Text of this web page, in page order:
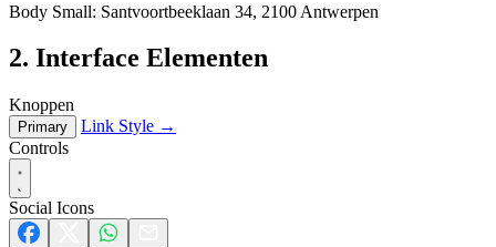
Body Small: Santvoortbeeklaan 34, 2100 Antwerpen
2. Interface Elementen
Knoppen
Primary
Link Style →
Controls
Social Icons